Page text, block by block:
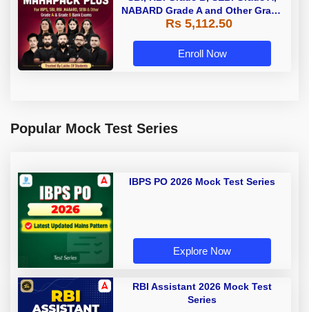
NABARD Grade A and Other Grade
A & Grade B Bank Exams
Rs 5,112.50
Enroll Now
Popular Mock Test Series
IBPS PO 2026 Mock Test Series
Explore Now
RBI Assistant 2026 Mock Test
Series